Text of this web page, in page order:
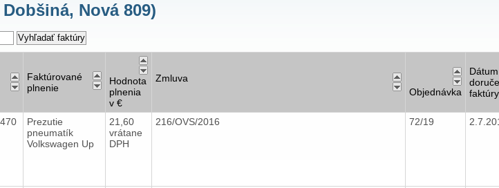
Nová 809)
Faktúrované
plnenie
Hodnota
plnenia
v €
Zmluva
Objednávka
Dátum
faktúry
Prezutie
pneumatík
Volkswagen Up
21,60
vrátane
DPH
216/OVS/2016 72/19